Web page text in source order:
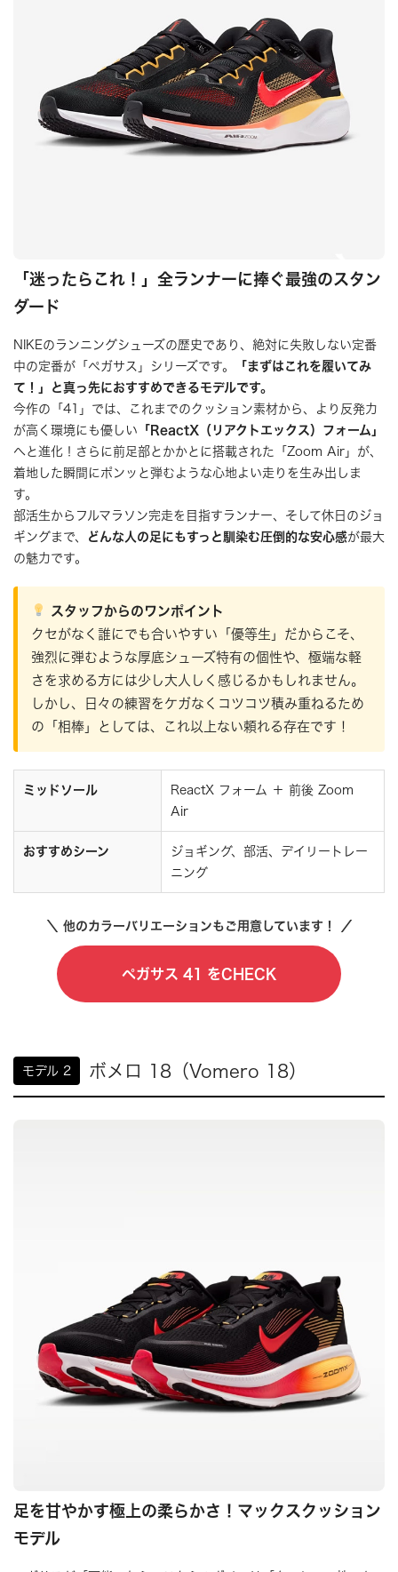
「迷ったらこれ！」全ランナーに捧ぐ最強のスタン
ダード
NIKEのランニングシューズの歴史であり、絶対に失敗しない定番
中の定番が「ペガサス」シリーズです。
「まずはこれを履いてみ
て！」と真っ先におすすめできるモデルです。
今作の「41」では、これまでのクッション素材から、より反発力
が高く環境にも優しい 「ReactX（リアクトエックス）フォーム」
へと進化！さらに前足部とかかとに搭載された「Zoom Air」が、
着地した瞬間にポンッと弾むような心地よい走りを生み出しま
す。
部活生からフルマラソン完走を目指すランナー、そして休日のジョ
ギングまで、
どんな人の足にもすっと馴染む圧倒的な安心感が最大
の魅力です。
スタッフからのワンポイント
クセがなく誰にでも合いやすい「優等生」だからこそ、
強烈に弾むような厚底シューズ特有の個性や、極端な軽
さを求める方には少し大人しく感じるかもしれません。
しかし、日々の練習をケガなくコツコツ積み重ねるため
の「相棒」としては、これ以上ない頼れる存在です！
ミッドソール
ReactX フォーム ＋ 前後 Zoom
Air
おすすめシーン
ジョギング、部活、デイリートレー
ニング
＼ 他のカラーバリエーションもご用意しています！ ／
ペガサス 41 をCHECK
モデル 2 ボメロ 18（Vomero 18）
足を甘やかす極上の柔らかさ！マックスクッション
モデル